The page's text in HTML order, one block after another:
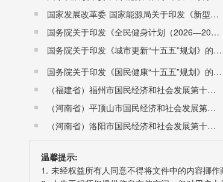
增加值增长16.5%。全年规模以上服务
零售额比上年增长37.9%。
供给侧结构性改革不断深化。全年
176.1%、52.7%、66.3%。“放管服”
新登记企业256户，年末市场主体总数
50.4亿元，降低社保费17.7亿元。
脱贫攻坚成效显著。全年5.47万建档
2019年末，全市累计脱贫4个贫困县
0.5%。
二、农业
国家发展改革委 国家能源局关于印发《新型电力系统建设“十五五”规划》的通知​ （发改能源〔2026〕942号）
国务院关于印发《全民健身计划（2026—2030年）》的通知 （国发〔2026〕26号）
国务院关于印发《城市更新“十五五”规划》的通知（国发〔2026〕12号）
国务院关于印发《国民健康“十五五”规划》的通知 （国发〔2026〕23号）
（福建省）福州市国民经济和社会发展第十五个五年规划纲要
（河南省）平顶山市国民经济和社会发展第十五个五年规划纲要
（河南省）洛阳市国民经济和社会发展第十五个五年规划纲要
温馨提示:
1. 未经权益所有人同意不得将文件中的内容挪作